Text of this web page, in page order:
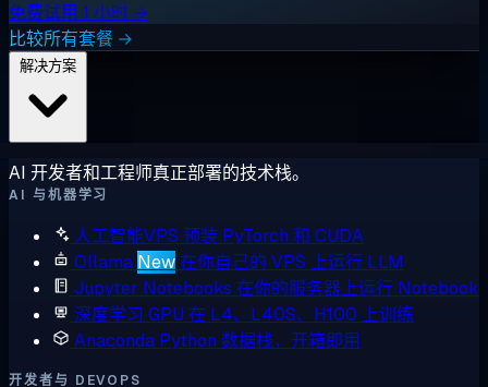
免费试用 1 小时 →
比较所有套餐 →
AI 开发者和工程师真正部署的技术栈。
AI 与机器学习
人工智能VPS 预装 PyTorch 和 CUDA
Ollama New在你自己的 VPS 上运行 LLM
Jupyter Notebooks 在你的服务器上运行 Notebook
深度学习 GPU 在 L4、L40S、H100 上训练
Anaconda Python 数据栈，开箱即用
开发者与 DEVOPS